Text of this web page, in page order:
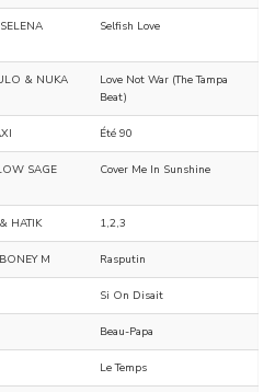
Selfish Love
& NUKA
Love Not War (The Tampa
Beat)
Été 90
SAGE
Cover Me In Sunshine
HATIK 1,2,3
M Rasputin
Si On Disait
Beau-Papa
Le Temps